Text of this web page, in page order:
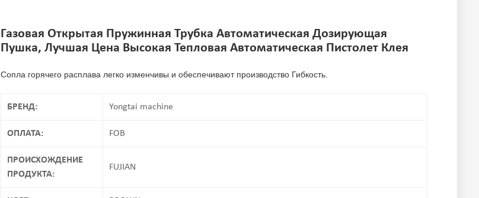
Газовая Открытая Пружинная Трубка Автоматическая Дозирующая
Пушка, Лучшая Цена Высокая Тепловая Автоматическая Пистолет Клея
Сопла горячего расплава легко изменчивы и обеспечивают производство Гибкость.
БРЕНД: Yongtai machine
ОПЛАТА: FOB
ПРОИСХОЖДЕНИЕ
ПРОДУКТА:
FUJIAN